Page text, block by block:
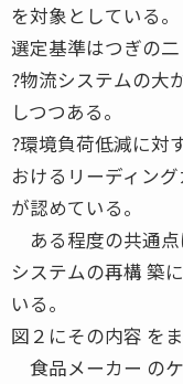
を対象としている。
選定基準はつぎの二
?物流システムの大
しつつある。
?環境負荷低減に対
おけるリーディン
が認めている。
ある程度の共通
システムの再構 築
いる。
図２にその内容 を
食品メーカー の